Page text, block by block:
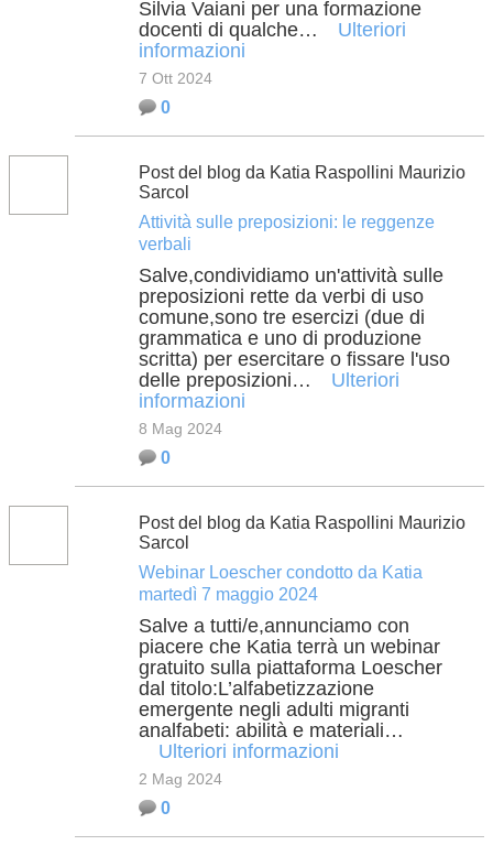
Silvia Vaiani per una formazione
docenti di qualche…
Ulteriori
informazioni
7 Ott 2024
0
Post del blog da Katia Raspollini Maurizio
Sarcol
Attività sulle preposizioni: le reggenze
verbali
Salve,condividiamo un'attività sulle
preposizioni rette da verbi di uso
comune,sono tre esercizi (due di
grammatica e uno di produzione
scritta) per esercitare o fissare l'uso
delle preposizioni…
Ulteriori
informazioni
8 Mag 2024
0
Post del blog da Katia Raspollini Maurizio
Sarcol
Webinar Loescher condotto da Katia
martedì 7 maggio 2024
Salve a tutti/e,annunciamo con
piacere che Katia terrà un webinar
gratuito sulla piattaforma Loescher
dal titolo:L’alfabetizzazione
emergente negli adulti migranti
analfabeti: abilità e materiali…
Ulteriori informazioni
2 Mag 2024
0